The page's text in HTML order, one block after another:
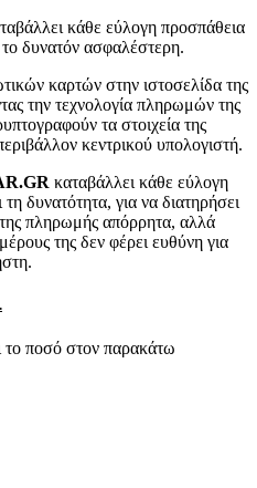
κάθε εύλογη προσπάθεια
το δυνατόν ασφαλέστερη.
καρτών στην ιστοσελίδα της
την τεχνολογία πληρωμών της
τα στοιχεία της
κεντρικού υπολογιστή.
καταβάλλει κάθε εύλογη
δυνατότητα, για να διατηρήσει
της πληρωμής απόρρητα, αλλά
της δεν φέρει ευθύνη για
το ποσό στον παρακάτω